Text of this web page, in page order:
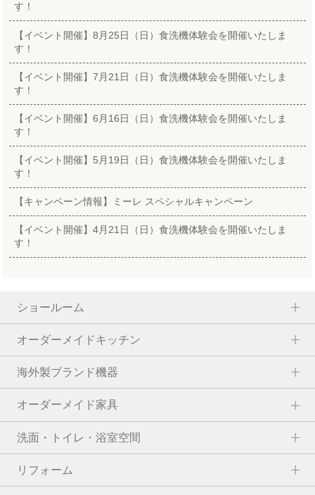
す！
【イベント開催】8月25日（日）食洗機体験会を開催いたしま
す！
【イベント開催】7月21日（日）食洗機体験会を開催いたしま
す！
【イベント開催】6月16日（日）食洗機体験会を開催いたしま
す！
【イベント開催】5月19日（日）食洗機体験会を開催いたしま
す！
【キャンペーン情報】ミーレ スペシャルキャンペーン
【イベント開催】4月21日（日）食洗機体験会を開催いたしま
す！
ショールーム
オーダーメイドキッチン
海外製ブランド機器
オーダーメイド家具
洗面・トイレ・浴室空間
リフォーム